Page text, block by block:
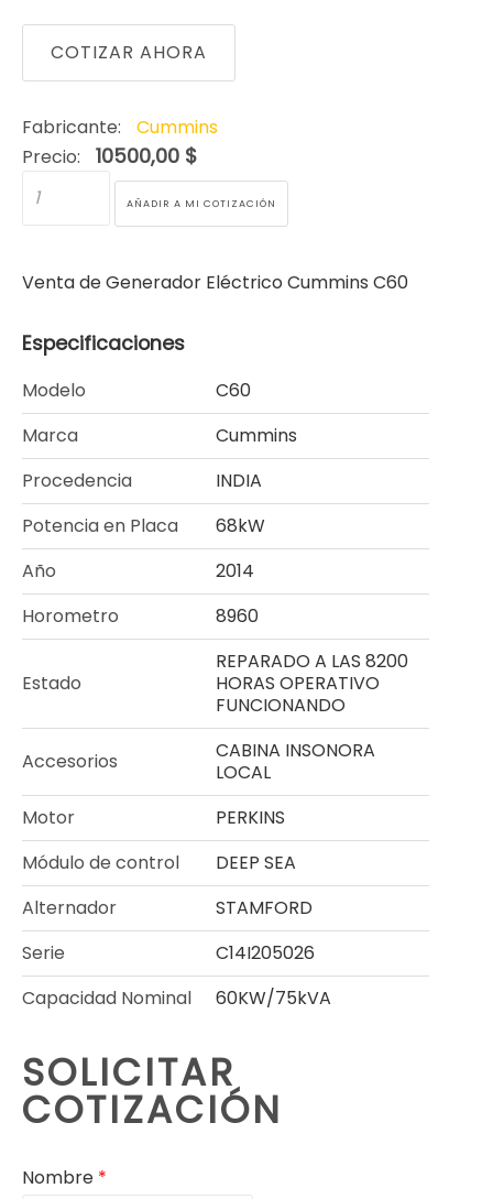
COTIZAR AHORA
Fabricante:
Cummins
Precio:
10500,00 $
Venta de Generador Eléctrico Cummins C60
Especificaciones
Modelo
C60
Marca
Cummins
Procedencia
INDIA
Potencia en Placa
68kW
Año
2014
Horometro
8960
Estado
REPARADO A LAS 8200
HORAS OPERATIVO
FUNCIONANDO
Accesorios
CABINA INSONORA
LOCAL
Motor
PERKINS
Módulo de control
DEEP SEA
Alternador
STAMFORD
Serie
C14I205026
Capacidad Nominal
60KW/75kVA
SOLICITAR
COTIZACIÓN
Nombre *